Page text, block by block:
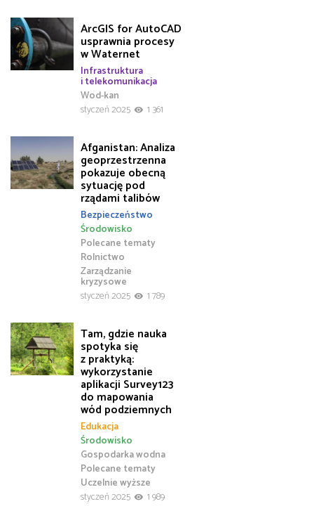
ArcGIS for AutoCAD
usprawnia procesy
w Waternet
Infrastruktura
i telekomunikacja
Wod-kan
styczeń 2025
1 361
Afganistan: Analiza
geoprzestrzenna
pokazuje obecną
sytuację pod
rządami talibów
Bezpieczeństwo
Polecane tematy
Rolnictwo
Środowisko
Zarządzanie
kryzysowe
styczeń 2025
1 789
Tam, gdzie nauka
spotyka się
z praktyką:
wykorzystanie
aplikacji Survey123
do mapowania
wód podziemnych
Edukacja
Gospodarka wodna
Polecane tematy
Środowisko
Uczelnie wyższe
styczeń 2025
1 989